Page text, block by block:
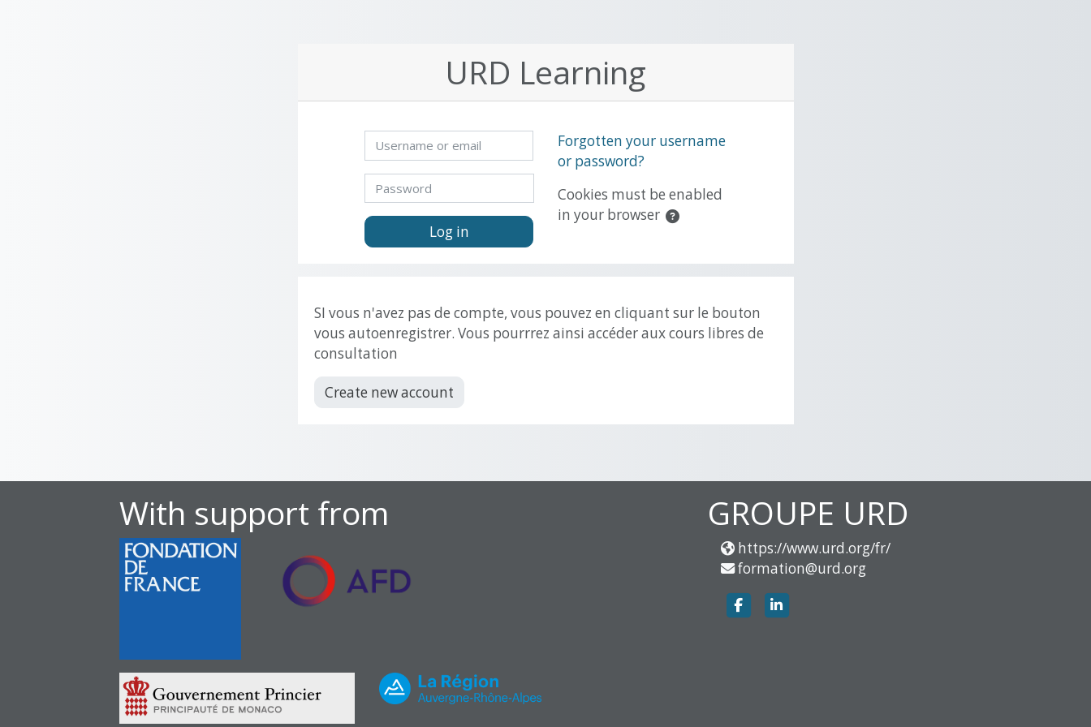
URD Learning
Skip to create new account
Username or email
Password
Log in
Forgotten your username
or password?
Cookies must be enabled
in your browser
SI vous n'avez pas de compte, vous pouvez en cliquant sur le bouton
vous autoenregistrer. Vous pourrrez ainsi accéder aux cours libres de
consultation
Create new account
With support from GROUPE URD
https://www.urd.org/fr/
formation@urd.org
https://www.facebook.com/groupe.urd